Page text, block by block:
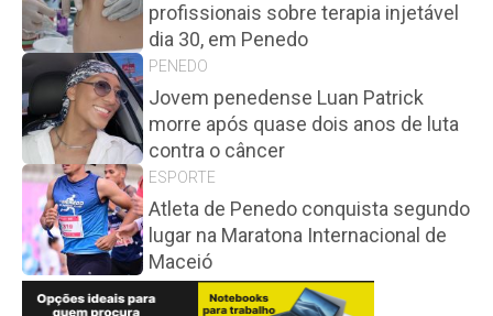
profissionais sobre terapia injetável
dia 30, em Penedo
PENEDO
Jovem penedense Luan Patrick
morre após quase dois anos de luta
contra o câncer
ESPORTE
Atleta de Penedo conquista segundo
lugar na Maratona Internacional de
Maceió